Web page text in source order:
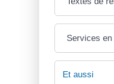
Services
Et aussi